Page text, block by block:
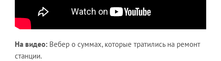
На видео: Вебер о суммах, которые тратились на ремонт
станции.